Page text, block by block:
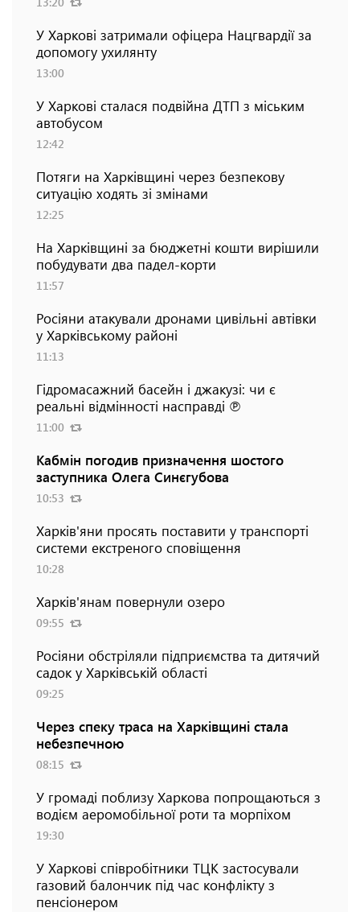
У Харкові затримали офіцера Нацгвардії за
допомогу ухилянту
13:00
У Харкові сталася подвійна ДТП з міським
автобусом
12:42
Потяги на Харківщині через безпекову
ситуацію ходять зі змінами
12:25
На Харківщині за бюджетні кошти вирішили
побудувати два падел-корти
11:57
Росіяни атакували дронами цивільні автівки
у Харківському районі
11:13
Гідромасажний басейн і джакузі: чи є
реальні відмінності насправді ℗
11:00
Кабмін погодив призначення шостого
заступника Олега Синєгубова
10:53
Харків'яни просять поставити у транспорті
системи екстреного сповіщення
10:28
Харків'янам повернули озеро
09:55
Росіяни обстріляли підприємства та дитячий
садок у Харківській області
09:25
Через спеку траса на Харківщині стала
небезпечною
08:15
У громаді поблизу Харкова попрощаються з
водієм аеромобільної роти та морпіхом
19:30
У Харкові співробітники ТЦК застосували
газовий балончик під час конфлікту з
пенсіонером